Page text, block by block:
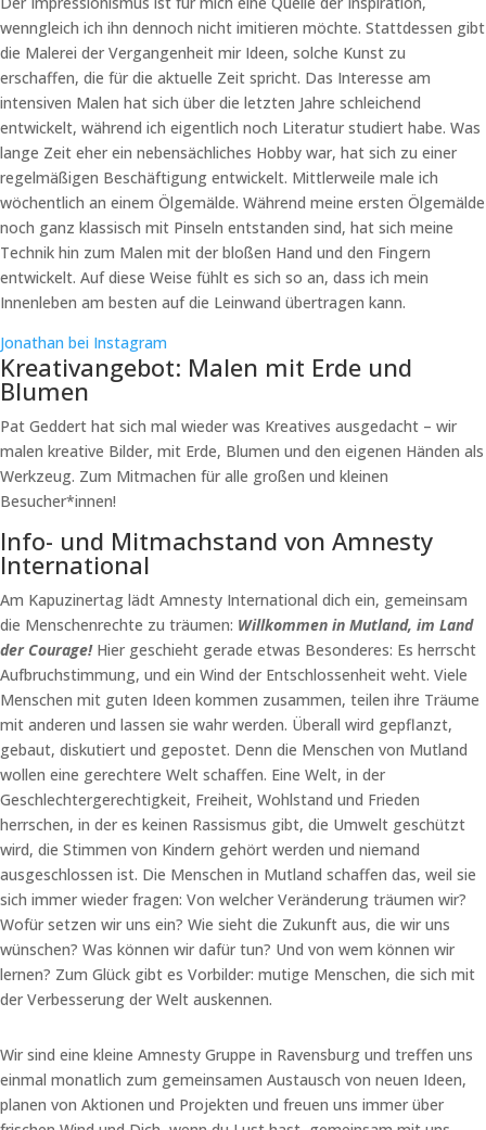
wenngleich ich ihn dennoch nicht imitieren möchte. Stattdessen gibt
die Malerei der Vergangenheit mir Ideen, solche Kunst zu
erschaffen, die für die aktuelle Zeit spricht. Das Interesse am
intensiven Malen hat sich über die letzten Jahre schleichend
entwickelt, während ich eigentlich noch Literatur studiert habe. Was
lange Zeit eher ein nebensächliches Hobby war, hat sich zu einer
regelmäßigen Beschäftigung entwickelt. Mittlerweile male ich
wöchentlich an einem Ölgemälde. Während meine ersten Ölgemälde
noch ganz klassisch mit Pinseln entstanden sind, hat sich meine
Technik hin zum Malen mit der bloßen Hand und den Fingern
entwickelt. Auf diese Weise fühlt es sich so an, dass ich mein
Innenleben am besten auf die Leinwand übertragen kann.
Jonathan bei Instagram
Kreativangebot: Malen mit Erde und
Blumen
Pat Geddert hat sich mal wieder was Kreatives ausgedacht – wir
malen kreative Bilder, mit Erde, Blumen und den eigenen Händen als
Werkzeug. Zum Mitmachen für alle großen und kleinen
Besucher*innen!
Info- und Mitmachstand von Amnesty
International
Am Kapuzinertag lädt Amnesty International dich ein, gemeinsam
die Menschenrechte zu träumen: Willkommen in Mutland, im Land
der Courage!Hier geschieht gerade etwas Besonderes: Es herrscht
Aufbruchstimmung, und ein Wind der Entschlossenheit weht. Viele
Menschen mit guten Ideen kommen zusammen, teilen ihre Träume
mit anderen und lassen sie wahr werden. Überall wird gepflanzt,
gebaut, diskutiert und gepostet. Denn die Menschen von Mutland
wollen eine gerechtere Welt schaffen. Eine Welt, in der
Geschlechtergerechtigkeit, Freiheit, Wohlstand und Frieden
herrschen, in der es keinen Rassismus gibt, die Umwelt geschützt
wird, die Stimmen von Kindern gehört werden und niemand
ausgeschlossen ist. Die Menschen in Mutland schaffen das, weil sie
sich immer wieder fragen: Von welcher Veränderung träumen wir?
Wofür setzen wir uns ein? Wie sieht die Zukunft aus, die wir uns
wünschen? Was können wir dafür tun? Und von wem können wir
lernen? Zum Glück gibt es Vorbilder: mutige Menschen, die sich mit
der Verbesserung der Welt auskennen.
Wir sind eine kleine Amnesty Gruppe in Ravensburg und treffen uns
einmal monatlich zum gemeinsamen Austausch von neuen Ideen,
planen von Aktionen und Projekten und freuen uns immer über